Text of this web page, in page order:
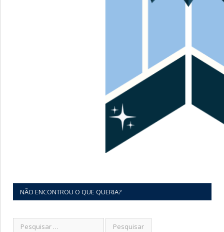
NÃO ENCONTROU O QUE QUERIA?